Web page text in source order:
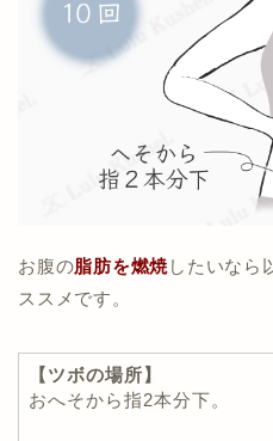
お腹の脂肪を燃焼 したいなら
ススメです。
【ツボの場所】
おへそから指2本分下。